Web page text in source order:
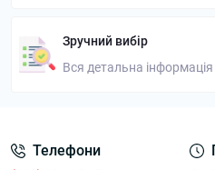
Зручний вибір
Вся детальна
Телефони